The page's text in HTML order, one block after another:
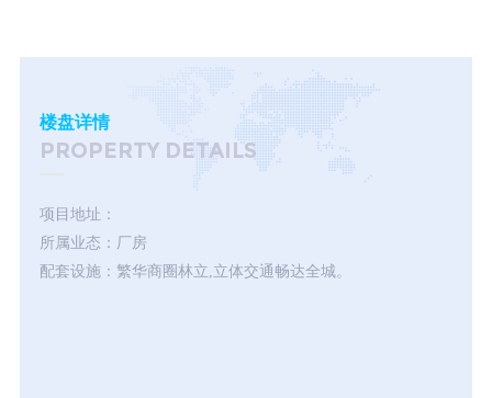
楼盘详情
PROPERTY DETAILS
项目地址：
所属业态：厂房
配套设施：繁华商圈林立,立体交通畅达全城。